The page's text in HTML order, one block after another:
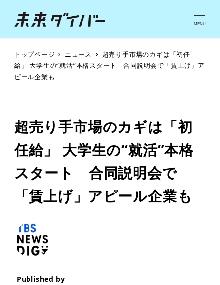
MENU
トップページ ニュース
超売り手市場のカギは「初任
給」 大学生の“就活”本格スタート 合同説明会で「賃上げ」ア
ピール企業も
超売り手市場のカギは「初
任給」 大学生の“就活”本格
スタート 合同説明会で
「賃上げ」アピール企業も
Published by